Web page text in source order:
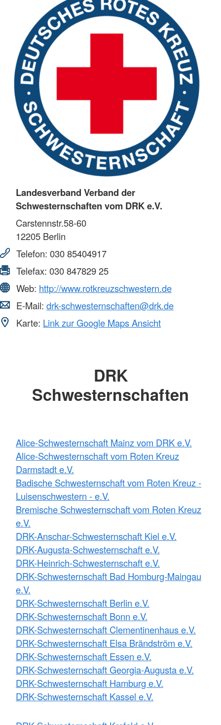
Landesverband Verband der
Schwesternschaften vom DRK e.V.
Carstennstr.58-60
12205 Berlin
Telefon: 030 85404917
Telefax: 030 847829 25
Web: http://www.rotkreuzschwestern.de
E-Mail: drk-schwesternschaften@drk.de
Karte: Link zur Google Maps Ansicht
DRK
Schwesternschaften
Alice-Schwesternschaft Mainz vom DRK e.V.
Alice-Schwesternschaft vom Roten Kreuz
Darmstadt e.V.
Badische Schwesternschaft vom Roten Kreuz -
Luisenschwestern - e.V.
Bremische Schwesternschaft vom Roten Kreuz
e.V.
DRK-Anschar-Schwesternschaft Kiel e.V.
DRK-Augusta-Schwesternschaft e.V.
DRK-Heinrich-Schwesternschaft e.V.
DRK-Schwesternschaft Bad Homburg-Maingau
e.V.
DRK-Schwesternschaft Berlin e.V.
DRK-Schwesternschaft Bonn e.V.
DRK-Schwesternschaft Clementinenhaus e.V.
DRK-Schwesternschaft Elsa Brändström e.V.
DRK-Schwesternschaft Essen e.V.
DRK-Schwesternschaft Georgia-Augusta e.V.
DRK-Schwesternschaft Hamburg e.V.
DRK-Schwesternschaft Kassel e.V.